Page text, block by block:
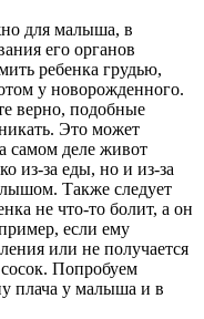
для малыша, в
его органов
ребенка грудью,
у новорожденного.
верно, подобные
Это может
самом деле живот
из-за еды, но и из-за
Также следует
не что-то болит, а он
если ему
или не получается
Попробуем
плача у малыша и в